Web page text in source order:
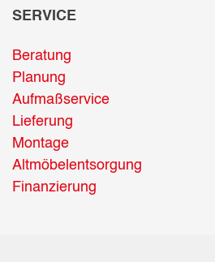
SERVICE
Beratung
Planung
Aufmaßservice
Lieferung
Montage
Altmöbelentsorgung
Finanzierung